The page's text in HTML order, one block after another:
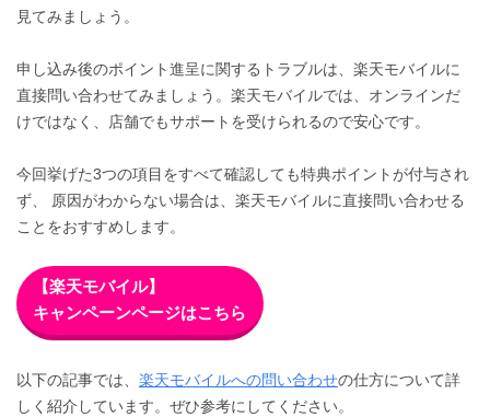
見てみましょう。
申し込み後のポイント進呈に関するトラブルは、楽天モバイルに
直接問い合わせてみましょう。楽天モバイルでは、オンラインだ
けではなく、店舗でもサポートを受けられるので安心です。
今回挙げた3つの項目をすべて確認しても特典ポイントが付与され
ず、 原因がわからない場合は、楽天モバイルに直接問い合わせる
ことをおすすめします。
【楽天モバイル】
キャンペーンページはこちら
以下の記事では、 楽天モバイルへの問い合わせの仕方について詳
しく紹介しています。ぜひ参考にしてください。